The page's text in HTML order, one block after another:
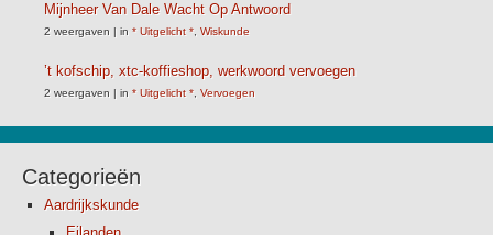
Mijnheer Van Dale Wacht Op Antwoord
2 weergaven | in * Uitgelicht * Wiskunde
’t kofschip, xtc-koffieshop, werkwoord vervoegen
2 weergaven | in * Uitgelicht * Vervoegen
Categorieën
Aardrijkskunde